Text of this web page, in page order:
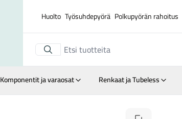
Huolto Työsuhdepyörä Polkupyörän rahoitus
Komponentit ja varaosat Renkaat ja Tubeless